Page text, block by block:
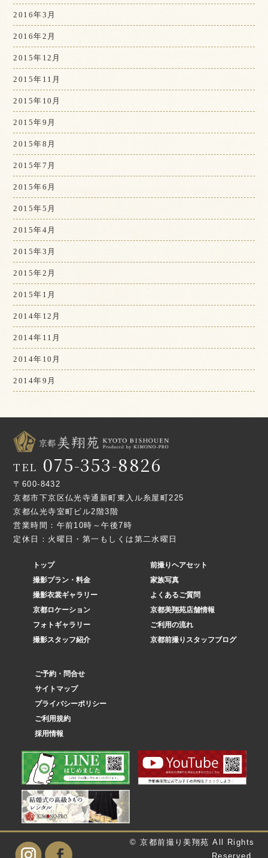
2016年3月
2016年2月
2015年12月
2015年11月
2015年10月
2015年9月
2015年8月
2015年7月
2015年6月
2015年5月
2015年4月
2015年3月
2015年2月
2015年1月
2014年12月
2014年11月
2014年10月
2014年9月
TEL 075-353-8826
〒600-8432
京都市下京区仏光寺通新町東入ル糸屋町225
京都仏光寺室町ビル2階3階
営業時間：午前10時～午後7時
定休日：火曜日・第一もしくは第二水曜日
トップ
撮影プラン・料金
撮影衣裳ギャラリー
京都ロケーション
フォトギャラリー
撮影スタッフ紹介
前撮りヘアセット
家族写真
よくあるご質問
京都美翔苑店舗情報
ご利用の流れ
京都前撮りスタッフブログ
ご予約・問合せ
サイトマップ
プライバシーポリシー
ご利用規約
採用情報
© 京都前撮り美翔苑 All Rights
Reserved.